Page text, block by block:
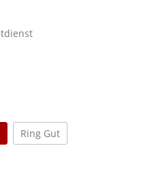
Ring Gut